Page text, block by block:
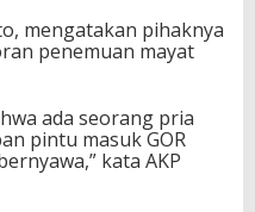
mengatakan pihaknya
penemuan mayat
ada seorang pria
pintu masuk GOR
kata AKP